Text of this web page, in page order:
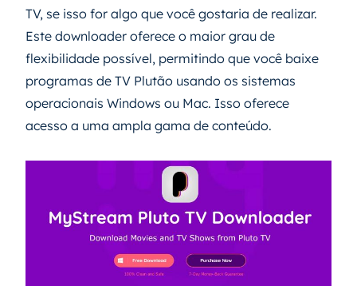
TV, se isso for algo que você gostaria de realizar.
Este downloader oferece o maior grau de
flexibilidade possível, permitindo que você baixe
programas de TV Plutão usando os sistemas
operacionais Windows ou Mac. Isso oferece
acesso a uma ampla gama de conteúdo.